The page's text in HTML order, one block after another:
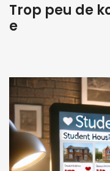
Trop peu de
e